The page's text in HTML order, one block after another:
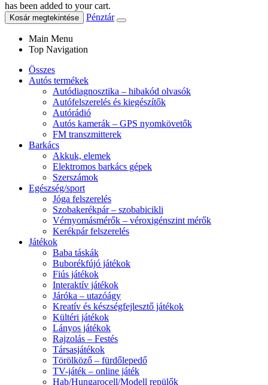
has been added to your cart.
Kosár megtekintése Pénztár
Main Menu
Top Navigation
Összes
Autós termékek
Autódiagnosztika – hibakód olvasók
Autófelszerelés és kiegészítők
Autórádió
Autós kamerák – GPS nyomkövetők
FM transzmitterek
Barkács
Akkuk, elemek
Elektromos barkács gépek
Szerszámok
Egészség/sport
Jóga felszerelés
Szobakerékpár – szobabicikli
Vérnyomásmérők – véroxigénszint mérők
Kerékpár felszerelés
Játékok
Baba táskák
Buborékfújó játékok
Fiús játékok
Interaktív játékok
Járóka – utazóágy
Kreatív és készségfejlesztő játékok
Kültéri játékok
Lányos játékok
Rajzolás – Festés
Társasjátékok
Törölköző – fürdőlepedő
TV-játék – online játék
Hab/Hungarocell/Modell repülők